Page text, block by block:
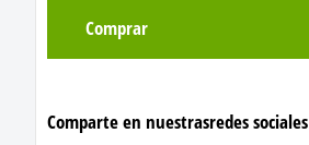
Comprar
Comparte en nuestrasredes sociales